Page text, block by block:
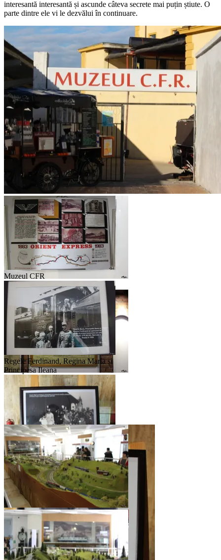
interesantă interesantă și ascunde câteva secrete mai puțin știute. O
parte dintre ele vi le dezvălui în continuare.
Muzeul CFR
Valea Prahovei
Muzeul CFR
Muzeul CFR
Regele Ferdinand, Regina Maria și
Principesa Ileana
Regele Mihai la Mogoșoaia în
inspecție
Diorama cu trenuri